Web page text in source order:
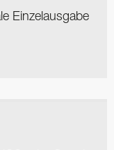
Einzelausgabe